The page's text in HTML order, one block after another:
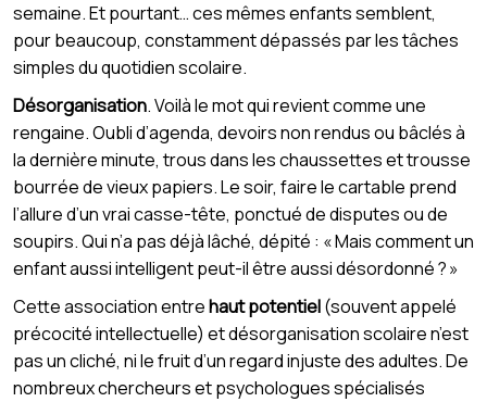
semaine. Et pourtant… ces mêmes enfants semblent,
pour beaucoup, constamment dépassés par les tâches
simples du quotidien scolaire.
Désorganisation. Voilà le mot qui revient comme une
rengaine. Oubli d’agenda, devoirs non rendus ou bâclés à
la dernière minute, trous dans les chaussettes et trousse
bourrée de vieux papiers. Le soir, faire le cartable prend
l’allure d’un vrai casse-tête, ponctué de disputes ou de
soupirs. Qui n’a pas déjà lâché, dépité : « Mais comment un
enfant aussi intelligent peut-il être aussi désordonné ? »
Cette association entrehaut potentiel(souvent appelé
précocité intellectuelle) et désorganisation scolaire n’est
pas un cliché, ni le fruit d’un regard injuste des adultes. De
nombreux chercheurs et psychologues spécialisés